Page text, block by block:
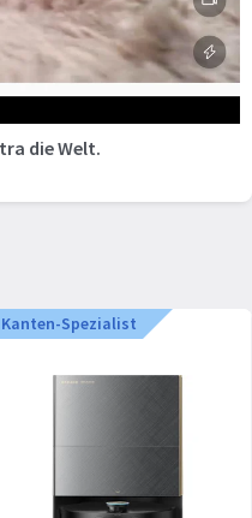
die Welt.
Kanten-Spezialist